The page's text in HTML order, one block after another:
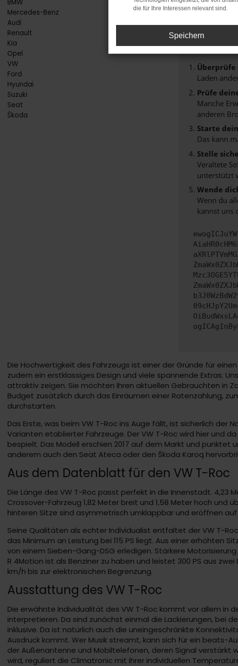
BMW
Mercedes-Benz
Audi
Renault
Kia
Opel
VW
Ford
Hyundai
Suzuki
Seat
Škoda
Beim Laden ist
Hier sind ein
Laden
Prüfe
Manche
anderen
Starte
Das kann
Stelle
Veraltete
unterstützt
Wende
Wenn du
kannst uns
Die Hochwertigkeit des Fahrzeugs ist einer der Gründe für
zudem ein erstklassiges Design und viele spannende Extras.
attraktiv zeigen. Sie möchten Ihren aktuellen Gebrauchten in
Budget zusätzlich durch das Einräumen einer Ratenzahlung,
durchstarten.
Das Erste, was beim VW T-Roc ins Auge fällt, ist sicherlich der
Varianten etablierter Fahrzeuge. Der VW T-Roc wird hier und
bespielt. Das Modell erschien 2017 auf dem Markt und
anderem auch den Seat Ateca oder den Škoda Karoq
Aus dem Datenblatt für den VW T-Roc
Die Länge des VW T-Roc passt perfekt in die Innenstadt. 4,23
Crossover-Fahrzeug 1,82 Meter breit und 1,58 Meter hoch
hinteren Sitze sind asymmetrisch umklappbar und eröffnen
Seine Qualitäten als echter Individualist entfaltet der VW T-
das Minimum an Leistung bei 115 PS liegt. Aus einer
von einem Sieben-Gang-DSG erledigen. Stärkere
R 4Motion ist als Benziner zu haben und leistet 300 PS aus
km/h bis zur elektronischen Begrenzung.
Ausstattung des VW T-Roc
Die erwähnte Individualität des VW T-Roc kommt vor allem in
interpretieren. Da sind zunächst einmal die Lackierungen, bei
inklusive. Da ist natürlich auch die uneingeschränkte
Ausdruck kommt. Wer Musik streamt, kann sich für ein beats-
der Außenantenne und Mobiltelefonen, deren Signal verstärkt
wird, reguliert die Climatronic mit ihrer individuellen
die für Ihre Interessen relevant sind.
Speichern